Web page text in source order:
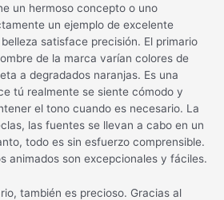
un hermoso concepto o uno
un ejemplo de excelente
satisface precisión. El primario
de la marca varían colores de
a degradados naranjas. Es una
tú realmente se siente cómodo y
el tono cuando es necesario. La
las fuentes se llevan a cabo en un
todo es sin esfuerzo comprensible.
animados son excepcionales y fáciles.
también es precioso. Gracias al